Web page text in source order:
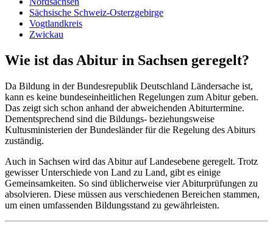
Sächsische Schweiz-Osterzgebirge
Vogtlandkreis
Zwickau
Wie ist das Abitur in Sachsen geregelt?
Da Bildung in der Bundesrepublik Deutschland Ländersache ist,
kann es keine bundeseinheitlichen Regelungen zum Abitur geben.
Das zeigt sich schon anhand der abweichenden Abiturtermine.
Dementsprechend sind die Bildungs- beziehungsweise
Kultusministerien der Bundesländer für die Regelung des Abiturs
zuständig.
Auch in Sachsen wird das Abitur auf Landesebene geregelt. Trotz
gewisser Unterschiede von Land zu Land, gibt es einige
Gemeinsamkeiten. So sind üblicherweise vier Abiturprüfungen zu
absolvieren. Diese müssen aus verschiedenen Bereichen stammen,
um einen umfassenden Bildungsstand zu gewährleisten.